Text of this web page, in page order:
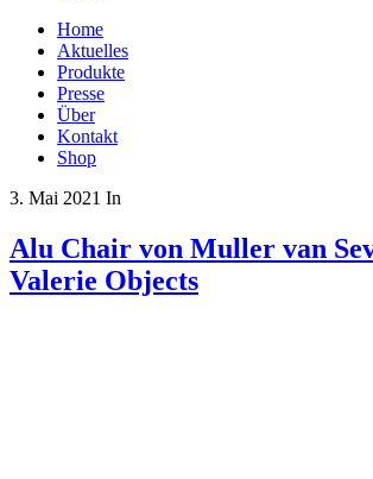
Home
Aktuelles
Produkte
Presse
Über
Kontakt
Shop
3. Mai 2021 In
Alu Chair von Muller van
Valerie Objects